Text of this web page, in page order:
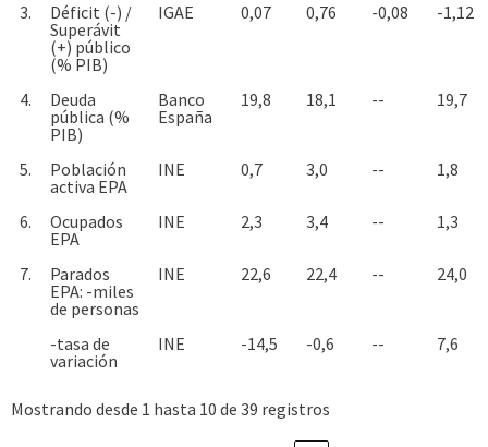
3.
Déficit (-) /
Superávit
(+) público
(% PIB)
IGAE 0,07 0,76 -0,08 -1,12
4.
Deuda
pública (%
PIB)
Banco
España
19,8 18,1 -- 19,7
5.
Población
activa EPA
INE 0,7 3,0 -- 1,8
6.
Ocupados
EPA
INE 2,3 3,4 -- 1,3
7.
Parados
EPA: -miles
de personas
INE 22,6 22,4 -- 24,0
-tasa de
variación
INE -14,5 -0,6 -- 7,6
Mostrando desde 1 hasta 10 de 39 registros